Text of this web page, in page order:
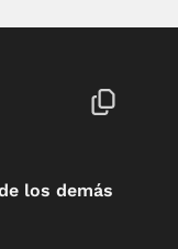
los demás